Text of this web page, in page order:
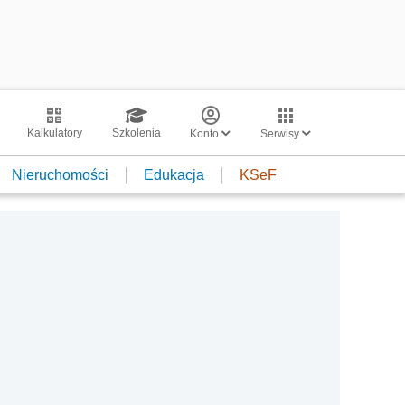
Kalkulatory Szkolenia Konto Serwisy
Nieruchomości Edukacja KSeF